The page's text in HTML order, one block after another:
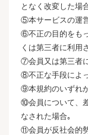
となく改変した場
⑤本サービスの運
⑥不正の目的をも
くは第三者に利用
⑦会員又は第三者
⑧不正な手段によ
⑨本規約のいずれ
⑩会員について、
なされた場合｡
⑪会員が反社会的